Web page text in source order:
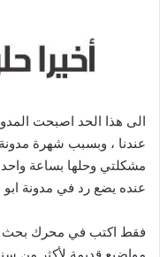
الى هذا الحد اصبحت
عندنا ، وبسبب شهرة مدونة
مشكلتي وحلها بساعة
عنده يضع رد في مدونة ابو
مواضيع قديمة لأكثر من